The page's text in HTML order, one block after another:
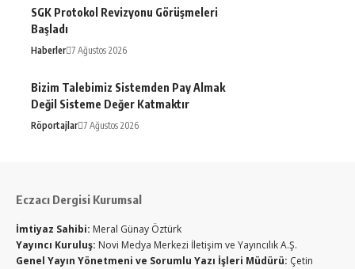
SGK Protokol Revizyonu Görüşmeleri
Başladı
Haberler 7 Ağustos 2026
Bizim Talebimiz Sistemden Pay Almak
Değil Sisteme Değer Katmaktır
Röportajlar 7 Ağustos 2026
Eczacı Dergisi Kurumsal
İmtiyaz Sahibi: Meral Günay Öztürk
Yayıncı Kuruluş: Novi Medya Merkezi İletişim ve Yayıncılık A.Ş.
Genel Yayın Yönetmeni ve Sorumlu Yazı İşleri Müdürü: Çetin